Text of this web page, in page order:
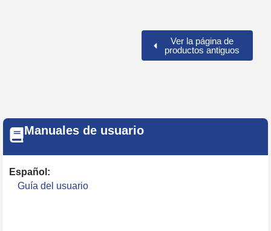
Ver la página de
productos antiguos
Manuales de usuario
Español:
Guía del usuario